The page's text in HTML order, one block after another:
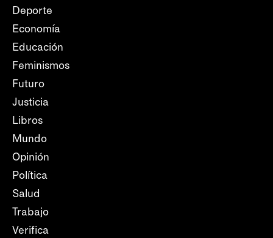
Deporte
Economía
Educación
Feminismos
Futuro
Justicia
Libros
Mundo
Opinión
Política
Salud
Trabajo
Verifica